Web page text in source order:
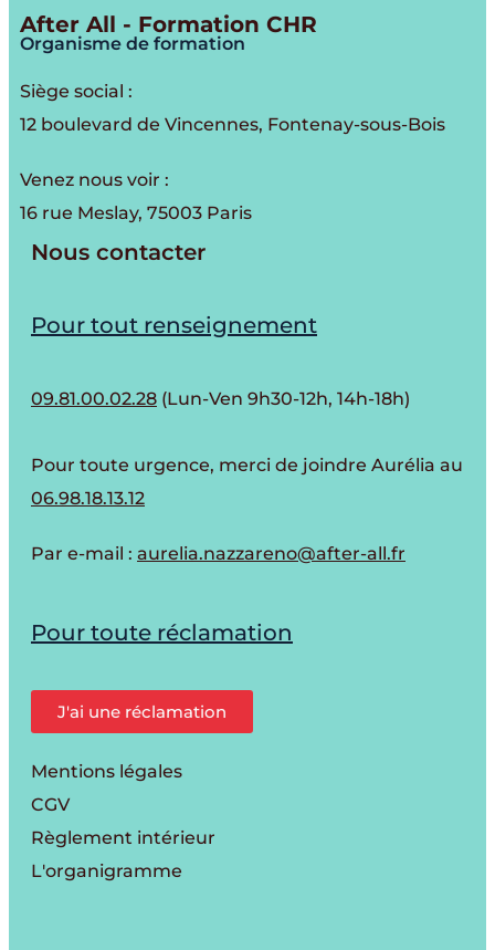
After All - Formation CHR
Organisme de formation
Siège social :
12 boulevard de Vincennes, Fontenay-sous-Bois
Venez nous voir :
16 rue Meslay, 75003 Paris
Nous contacter
Pour tout renseignement
09.81.00.02.28 (Lun-Ven 9h30-12h, 14h-18h)
Pour toute urgence, merci de joindre Aurélia au
06.98.18.13.12
Par e-mail : aurelia.nazzareno@after-all.fr
Pour toute réclamation
J'ai une réclamation
Mentions légales
CGV
Règlement intérieur
L'organigramme